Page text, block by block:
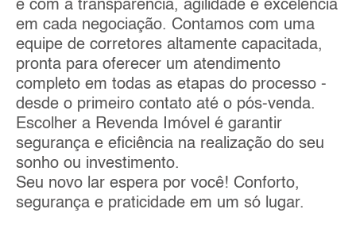
é com a transparência, agilidade e excelência
em cada negociação. Contamos com uma
equipe de corretores altamente capacitada,
pronta para oferecer um atendimento
completo em todas as etapas do processo -
desde o primeiro contato até o pós-venda.
Escolher a Revenda Imóvel é garantir
segurança e eficiência na realização do seu
sonho ou investimento.
Seu novo lar espera por você! Conforto,
segurança e praticidade em um só lugar.